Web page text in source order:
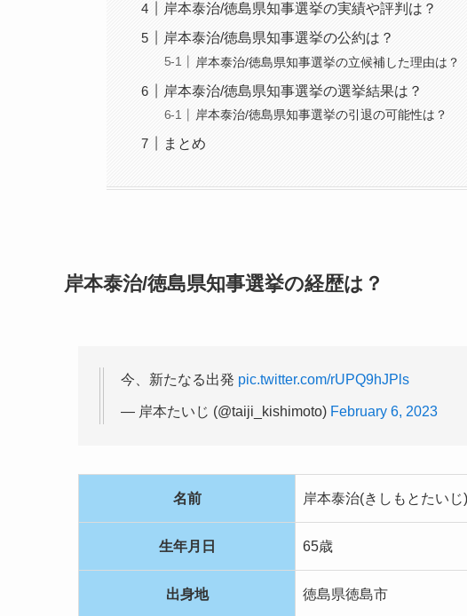
岸本泰治/徳島県知事選挙の実績や評判は？
岸本泰治/徳島県知事選挙の公約は？
岸本泰治/徳島県知事選挙の立候補した理由は？
岸本泰治/徳島県知事選挙の選挙結果は？
岸本泰治/徳島県知事選挙の引退の可能性は？
まとめ
岸本泰治/徳島県知事選挙の経歴は？
今、新たなる出発 pic.twitter.com/rUPQ9hJPls
— 岸本たいじ (@taiji_kishimoto) February 6, 2023
名前 岸本泰治(きしもとたいじ)
生年月日 65歳
出身地 徳島県徳島市